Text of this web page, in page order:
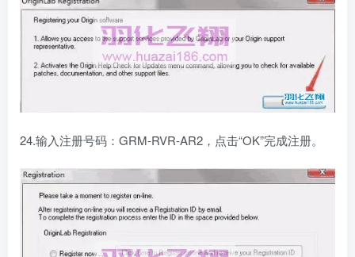
24.输入注册号码：GRM-RVR-AR2，点击“OK”完成注册。